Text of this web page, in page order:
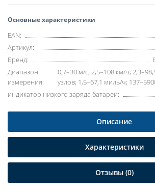
Основные характеристики
EAN:
Артикул:
Бренд:
Диапазон
измерения:
0,7–30 м/с; 2,5–108 км/ч;
узлов; 1,5–67,1 миль/ч;
индикатор низкого заряда батареи:
Описание
Характеристики
Отзывы (0)